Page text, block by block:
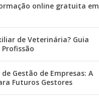
online gratuita em
de Veterinária? Guia
Gestão de Empresas: A
Futuros Gestores